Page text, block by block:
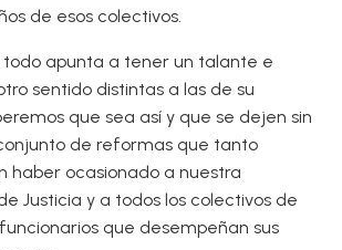
de esos colectivos.
todo apunta a tener un talante e
sentido distintas a las de su
que sea así y que se dejen sin
de reformas que tanto
haber ocasionado a nuestra
Justicia y a todos los colectivos de
que desempeñan sus